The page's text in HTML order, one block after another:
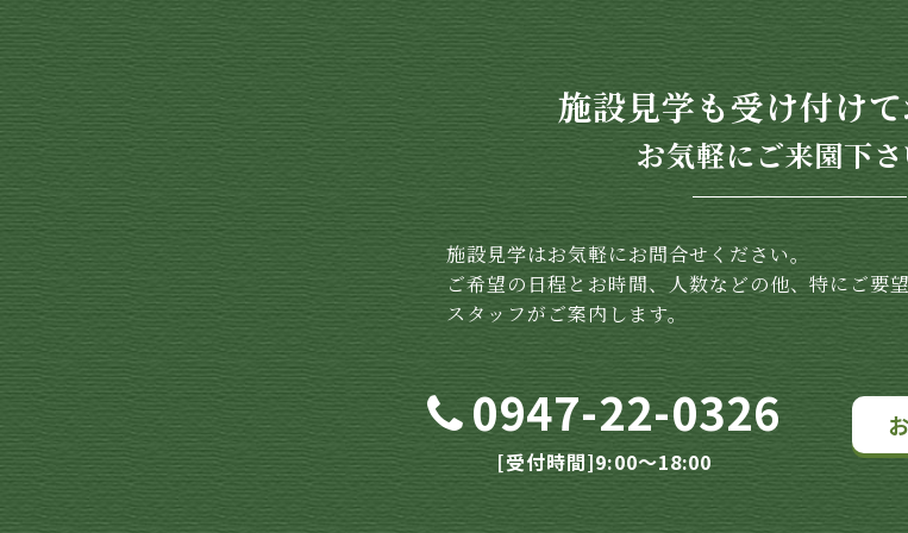
施設見学も受け付け
お気軽にご来園下
施設見学はお気軽にお問合せください。
ご希望の日程とお時間、人数などの他、特にご要
スタッフがご案内します。
0947-22-0326
[受付時間]9:00～18:00